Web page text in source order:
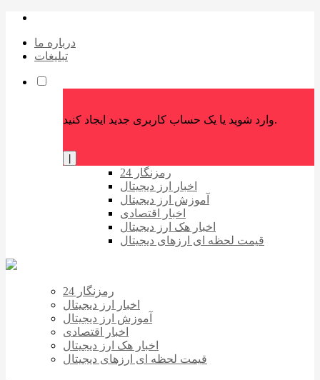
درباره ما
تبلیغات
وارد شوید یا یک حساب کاربری جدید ایجاد کنید.
رمزنگار 24
اخبار ارز دیجیتال
آموزش ارز دیجیتال
اخبار اقتصادی
اخبار هک ارز دیجیتال
قیمت لحظه ای ارزهای دیجیتال
رمزنگار 24
اخبار ارز دیجیتال
آموزش ارز دیجیتال
اخبار اقتصادی
اخبار هک ارز دیجیتال
قیمت لحظه ای ارزهای دیجیتال